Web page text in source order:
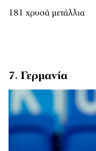
181 χρυσά μετάλλια
7. Γερμανία